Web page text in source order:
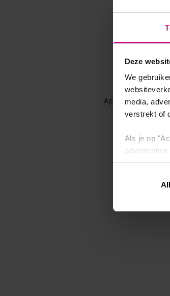
Deze
We
media,
verstrekt of
Als je op
advertenties
Via
intrekken
Application error: